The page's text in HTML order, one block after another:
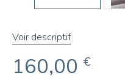
Voir descriptif
160,00 €